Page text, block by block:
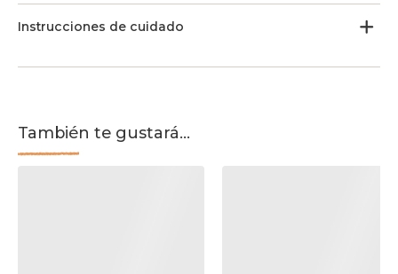
Instrucciones de cuidado
También te gustará...